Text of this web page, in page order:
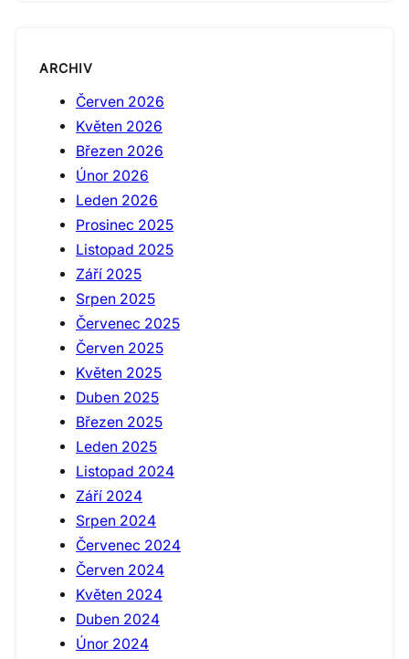
ARCHIV
Červen 2026
Květen 2026
Březen 2026
Únor 2026
Leden 2026
Prosinec 2025
Listopad 2025
Září 2025
Srpen 2025
Červenec 2025
Červen 2025
Květen 2025
Duben 2025
Březen 2025
Leden 2025
Listopad 2024
Září 2024
Srpen 2024
Červenec 2024
Červen 2024
Květen 2024
Duben 2024
Únor 2024